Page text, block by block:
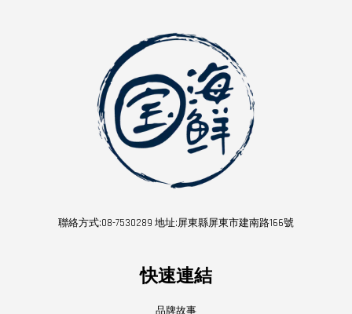
聯絡方式:08-7530289 地址:屏東縣屏東市建南路166號
快速連結
品牌故事